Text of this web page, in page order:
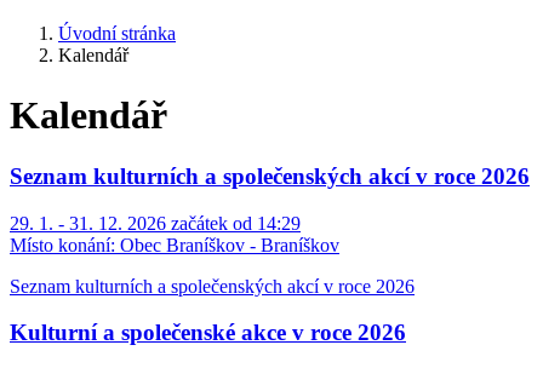
Úvodní stránka
Kalendář
Kalendář
Seznam kulturních a společenských akcí v roce 2026
29. 1. - 31. 12. 2026 začátek od 14:29
Místo konání: Obec Braníškov - Braníškov
Seznam kulturních a společenských akcí v roce 2026
Kulturní a společenské akce v roce 2026